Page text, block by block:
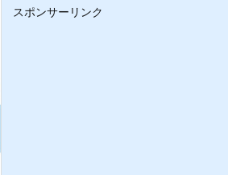
スポンサーリンク